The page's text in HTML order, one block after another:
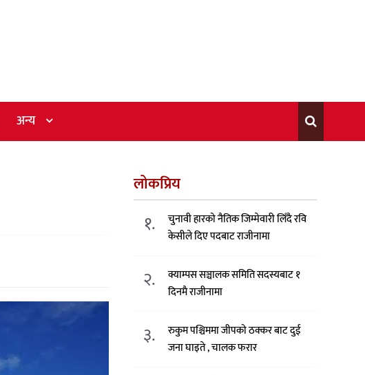
अन्य
लोकप्रिय
१.
चुनावी हारको नैतिक जिम्मेवारी लिँदै रवि
केसीले दिए पदबाट राजीनामा
२.
क्याम्पस सञ्चालक समिति सदस्यबाट १
दिनमै राजीनामा
३.
रुकुम पश्चिममा जीपको ठक्कर बाट दुई
जना घाइते , चालक फरार